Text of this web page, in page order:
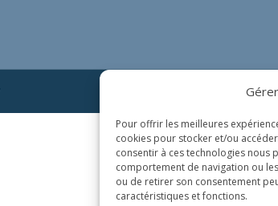
Pour offrir les meilleures
cookies pour stocker et/ou
consentir à ces technologies nous
comportement de navigation ou
ou de retirer son consentement
caractéristiques et fonctions.